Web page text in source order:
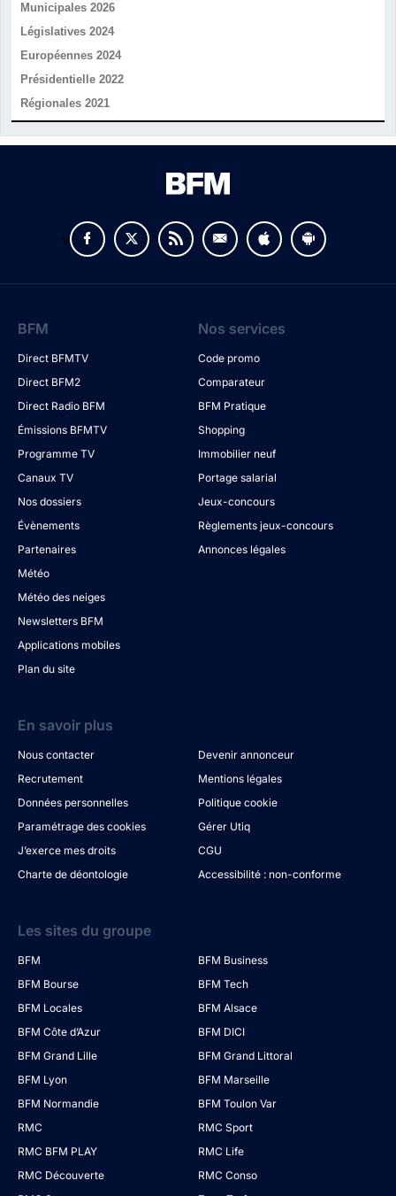
Municipales 2026
Législatives 2024
Européennes 2024
Présidentielle 2022
Régionales 2021
v
BFM
Direct BFMTV
Direct BFM2
Direct Radio BFM
Émissions BFMTV
Programme TV
Canaux TV
Nos dossiers
Évènements
Partenaires
Météo
Météo des neiges
Newsletters BFM
Applications mobiles
Plan du site
Nos services
Code promo
Comparateur
BFM Pratique
Shopping
Immobilier neuf
Portage salarial
Jeux-concours
Règlements jeux-concours
Annonces légales
En savoir plus
Nous contacter
Devenir annonceur
Recrutement
Mentions légales
Données personnelles
Politique cookie
Paramétrage des cookies
Gérer Utiq
J’exerce mes droits
CGU
Charte de déontologie
Accessibilité : non-conforme
Les sites du groupe
BFM
BFM Business
BFM Bourse
BFM Tech
BFM Locales
BFM Alsace
BFM Côte d’Azur
BFM DICI
BFM Grand Lille
BFM Grand Littoral
BFM Lyon
BFM Marseille
BFM Normandie
BFM Toulon Var
RMC
RMC Sport
RMC BFM PLAY
RMC Life
RMC Découverte
RMC Conso